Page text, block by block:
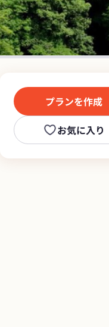
プランを作成
お気に入り